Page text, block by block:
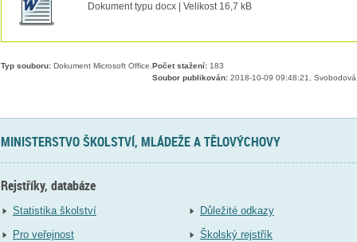
Dokument typu docx | Velikost 16,7 kB
Typ souboru:Dokument Microsoft Office. Počet stažení:183
Soubor publikován:2018-10-09 09:48:21, Svobodová
MINISTERSTVO ŠKOLSTVÍ, MLÁDEŽE A TĚLOVÝCHOVY
Rejstříky, databáze
Statistika školství
Pro veřejnost
Důležité odkazy
Školský rejstřík